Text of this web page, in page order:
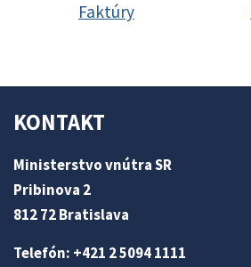
Faktúry
KONTAKT
Ministerstvo vnútra SR
Pribinova 2
812 72 Bratislava
Telefón: +421 2 5094 1111